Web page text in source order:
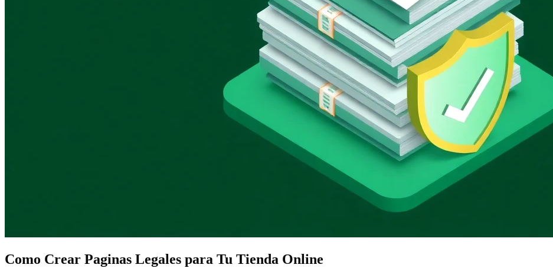
Como Crear Paginas Legales para Tu Tienda Online